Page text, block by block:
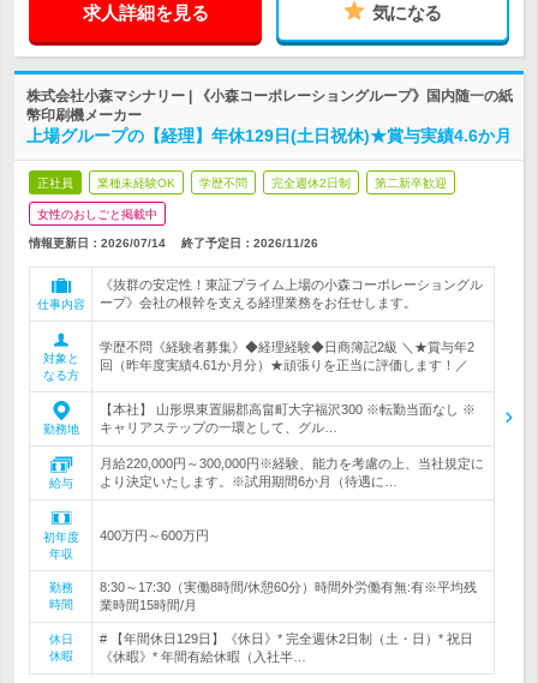
求人詳細を見る 気になる
株式会社小森マシナリー | 《小森コーポレーショングループ》国内随一の紙
幣印刷機メーカー
上場グループの【経理】年休129日(土日祝休)★賞与実績4.6か月
正社員 業種未経験OK 学歴不問 完全週休2日制 第二新卒歓迎
女性のおしごと掲載中
情報更新日：2026/07/14 終了予定日： 2026/11/26
仕事内容
《抜群の安定性！東証プライム上場の小森コーポレーショングル
ープ》会社の根幹を支える経理業務をお任せします。
対象と
なる方
学歴不問《経験者募集》◆経理経験◆日商簿記2級 ＼★賞与年2
回（昨年度実績4.61か月分）★頑張りを正当に評価します！／
勤務地
【本社】 山形県東置賜郡高畠町大字福沢300 ※転勤当面なし ※
キャリアステップの一環として、グル…
給与
月給220,000円～300,000円※経験、能力を考慮の上、当社規定に
より決定いたします。※試用期間6か月（待遇に…
初年度
年収
400万円～600万円
勤務
時間
8:30～17:30（実働8時間/休憩60分）時間外労働有無:有※平均残
業時間15時間/月
休日
休暇
# 【年間休日129日】《休日》* 完全週休2日制（土・日）* 祝日
《休暇》* 年間有給休暇（入社半…